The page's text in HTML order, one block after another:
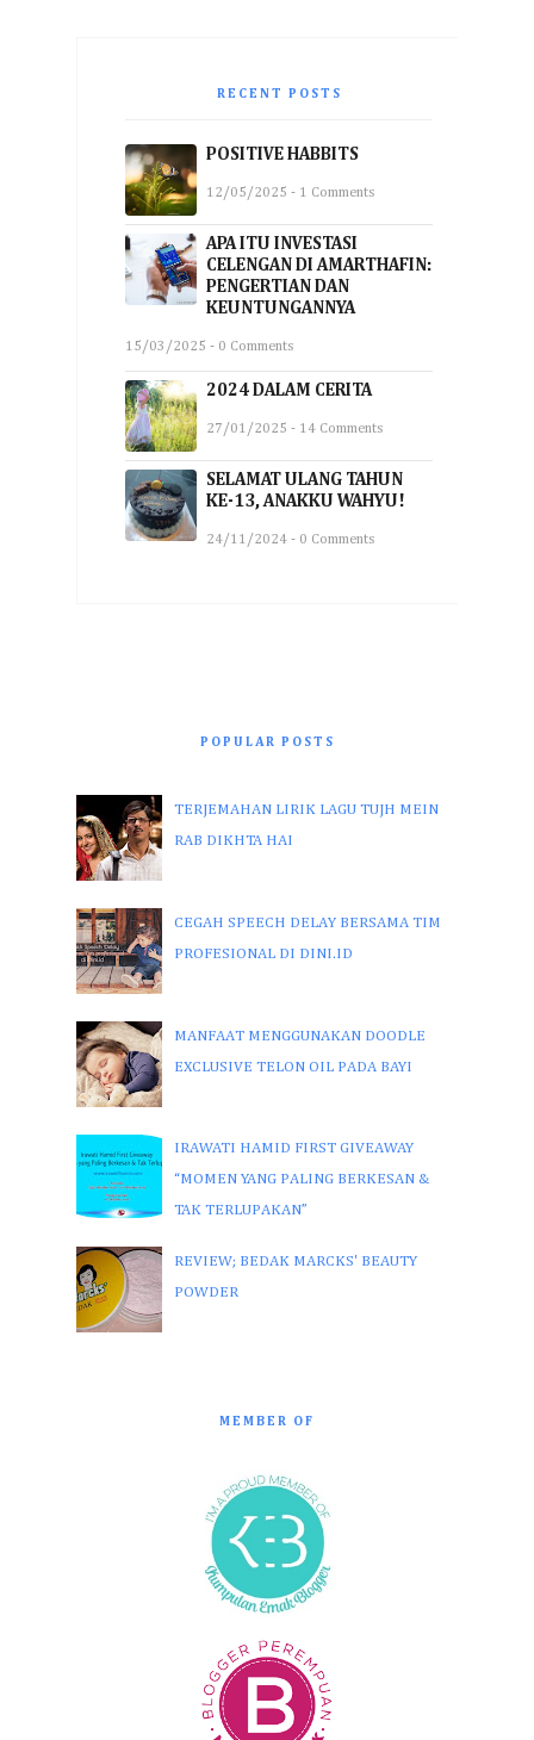
RECENT POSTS
POSITIVE HABBITS
12/05/2025 - 1 Comments
APA ITU INVESTASI
CELENGAN DI AMARTHAFIN:
PENGERTIAN DAN
KEUNTUNGANNYA
15/03/2025 - 0 Comments
2024 DALAM CERITA
27/01/2025 - 14 Comments
SELAMAT ULANG TAHUN
KE-13, ANAKKU WAHYU!
24/11/2024 - 0 Comments
POPULAR POSTS
TERJEMAHAN LIRIK LAGU TUJH MEIN
RAB DIKHTA HAI
CEGAH SPEECH DELAY BERSAMA TIM
PROFESIONAL DI DINI.ID
MANFAAT MENGGUNAKAN DOODLE
EXCLUSIVE TELON OIL PADA BAYI
IRAWATI HAMID FIRST GIVEAWAY
“MOMEN YANG PALING BERKESAN &
TAK TERLUPAKAN”
REVIEW; BEDAK MARCKS' BEAUTY
POWDER
MEMBER OF